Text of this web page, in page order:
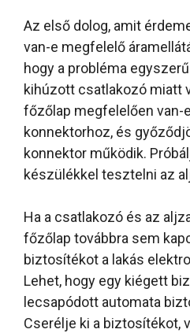
Az első dolog, amit
van-e megfelelő
hogy a probléma
kihúzott csatlakozó miatt
főzőlap megfelelően van-
konnektorhoz, és
konnektor működik.
készülékkel tesztelni az
Ha a csatlakozó és az
főzőlap továbbra sem
biztosítékot a lakás
Lehet, hogy egy kiégett
lecsapódott automata
Cserélje ki a biztosítékot,